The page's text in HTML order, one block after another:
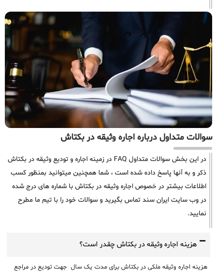
سوالات متداول درباره اجاره وثیقه در بکتاش
در این بخش سوالات متداول FAQ در زمینه اجاره و تودیع وثیقه در بکتاش
ذکر و به آنها پاسخ داده شده است ، شما همچنین میتوانید بمنظور کسب
اطلاعات بیشتر در خصوص اجاره وثیقه در بکتاش با شماره های درج شده
در وب سایت ایران سند تماس بگیرید و سوالات خود را با تیم ما مطرح
نمایید.
هزینه اجاره وثیقه در بکتاش چقدر است؟
هزینه اجاره وثیقه ملکی در بکتاش برای مدت یک سال جهت تودیع در مراجع